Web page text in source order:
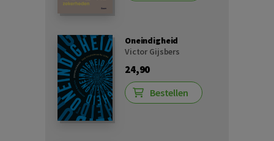
Oneindigheid
Victor Gijsbers
24,90
Bestellen